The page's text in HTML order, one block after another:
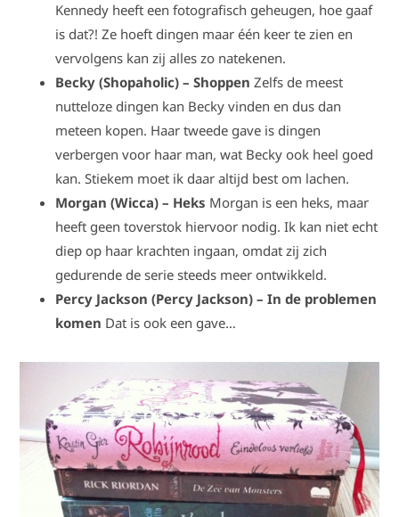
Kennedy heeft een fotografisch geheugen, hoe gaaf
is dat?! Ze hoeft dingen maar één keer te zien en
vervolgens kan zij alles zo natekenen.
Becky (Shopaholic) – Shoppen Zelfs de meest
nutteloze dingen kan Becky vinden en dus dan
meteen kopen. Haar tweede gave is dingen
verbergen voor haar man, wat Becky ook heel goed
kan. Stiekem moet ik daar altijd best om lachen.
Morgan (Wicca) – Heks Morgan is een heks, maar
heeft geen toverstok hiervoor nodig. Ik kan niet echt
diep op haar krachten ingaan, omdat zij zich
gedurende de serie steeds meer ontwikkeld.
Percy Jackson (Percy Jackson)– In de problemen
komen Dat is ook een gave…